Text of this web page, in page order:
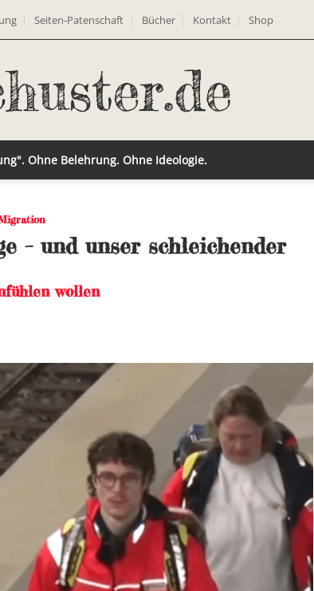
Seiten-Patenschaft Bücher Kontakt Shop
Ohne Belehrung. Ohne Ideologie.
– und unser schleichender
wollen